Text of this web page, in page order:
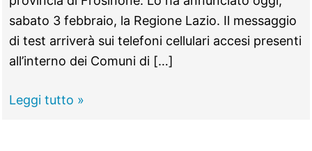
sabato 3 febbraio, la Regione Lazio. Il messaggio
di test arriverà sui telefoni cellulari accesi presenti
all’interno dei Comuni di […]
“It
Leggi tutto »